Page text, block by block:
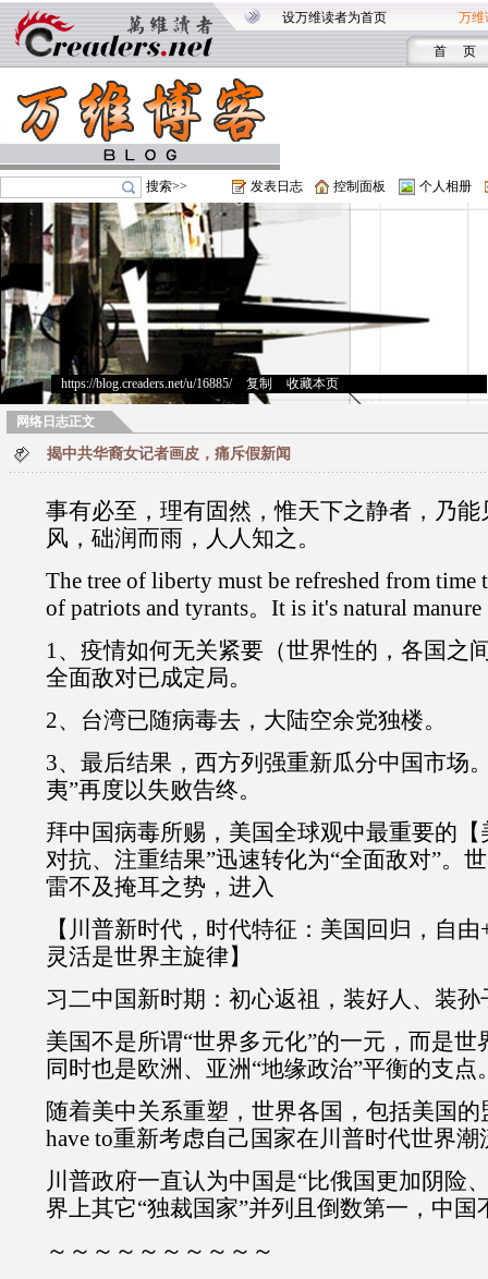
设万维读者为首页 万维
首 页
搜索>> 发表日志 控制面板 个人相册
https://blog.creaders.net/u/16885/> 复制 收藏本页
网络日志正文
揭中共华裔女记者画皮，痛斥假新闻
事有必至，理有固然，惟天下之静者，乃
风，础润而雨，人人知之。
The tree of liberty must be refreshed from
of patriots and tyrants。It is it's natural manure
1、疫情如何无关紧要（世界性的，各国之
全面敌对已成定局。
2、台湾已随病毒去，大陆空余党独楼。
3、最后结果，西方列强重新瓜分中国市场
夷”再度以失败告终。
拜中国病毒所赐，美国全球观中最重要的【
对抗、注重结果”迅速转化为“全面敌对”。
雷不及掩耳之势，进入
【川普新时代，时代特征：美国回归，自
灵活是世界主旋律】
习二中国新时期：初心返祖，装好人、装
美国不是所谓“世界多元化”的一元，而是
同时也是欧洲、亚洲“地缘政治”平衡的支点
随着美中关系重塑，世界各国，包括美国的
have to重新考虑自己国家在川普时代世界
川普政府一直认为中国是“比俄国更加阴险
界上其它“独裁国家”并列且倒数第一，中国
～～～～～～～～～～